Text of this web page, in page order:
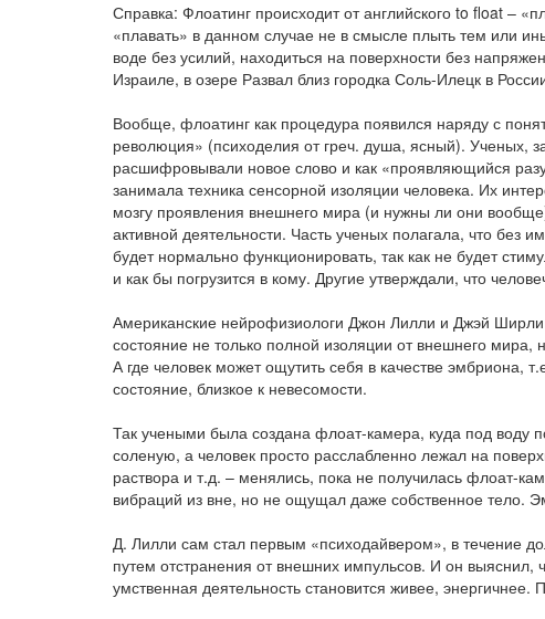
Справка: Флоатинг происходит от английского to float –
«плавать» в данном случае не в смысле плыть тем или
воде без усилий, находиться на поверхности без
Израиле, в озере Развал близ городка Соль-Илецк в
Вообще, флоатинг как процедура появился наряду с
революция» (психоделия от греч. душа, ясный). Ученых,
расшифровывали новое слово и как «проявляющийся
занимала техника сенсорной изоляции человека. Их
мозгу проявления внешнего мира (и нужны ли они
активной деятельности. Часть ученых полагала, что без
будет нормально функционировать, так как не будет
и как бы погрузится в кому. Другие утверждали, что
Американские нейрофизиологи Джон Лилли и Джэй
состояние не только полной изоляции от внешнего
А где человек может ощутить себя в качестве эмбриона,
состояние, близкое к невесомости.
Так учеными была создана флоат-камера, куда под воду
соленую, а человек просто расслабленно лежал на
раствора и т.д. – менялись, пока не получилась флоат-
вибраций из вне, но не ощущал даже собственное тело.
Д. Лилли сам стал первым «психодайвером», в течение
путем отстранения от внешних импульсов. И он выяснил,
умственная деятельность становится живее,